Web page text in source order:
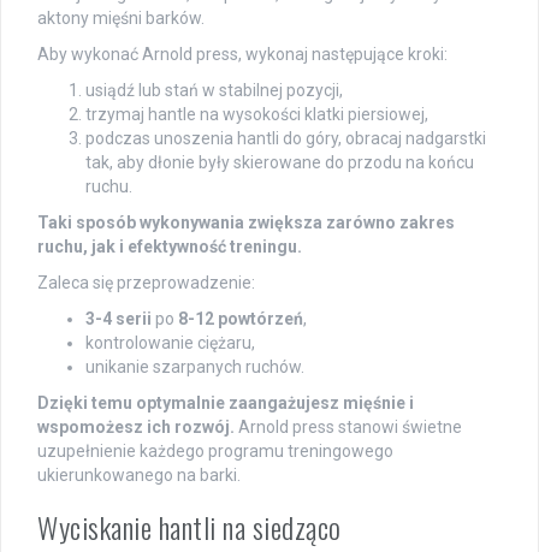
aktony mięśni barków.
Aby wykonać Arnold press, wykonaj następujące kroki:
usiądź lub stań w stabilnej pozycji,
trzymaj hantle na wysokości klatki piersiowej,
podczas unoszenia hantli do góry, obracaj nadgarstki
tak, aby dłonie były skierowane do przodu na końcu
ruchu.
Taki sposób wykonywania zwiększa zarówno zakres
ruchu, jak i efektywność treningu.
Zaleca się przeprowadzenie:
3-4 serii po 8-12 powtórzeń,
kontrolowanie ciężaru,
unikanie szarpanych ruchów.
Dzięki temu optymalnie zaangażujesz mięśnie i
wspomożesz ich rozwój. Arnold press stanowi świetne
uzupełnienie każdego programu treningowego
ukierunkowanego na barki.
Wyciskanie hantli na siedząco